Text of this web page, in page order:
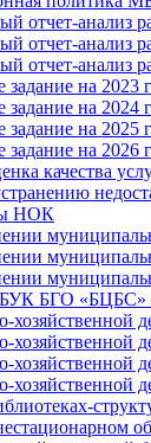
отчет-анализ
отчет-анализ
отчет-анализ
на 2023
на 2024
на 2025
на 2026
качества
НОК
БГО «БЦБС»
хозяйственной
хозяйственной
хозяйственной
хозяйственной